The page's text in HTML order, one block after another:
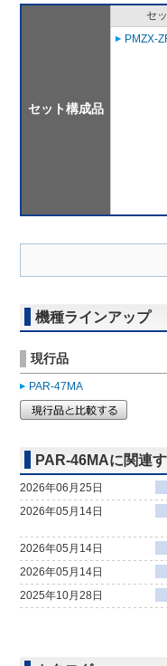
セット構成品
セ
PMZX-
機種ラインアップ
現行品
PAR-47MA
PAR-46MAに関連
2026年06月25日
2026年05月14日
2026年05月14日
2026年05月14日
2025年10月28日